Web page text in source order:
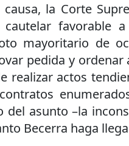
la Corte
favorable
mayoritario de
pedida y ordenar
realizar actos
del asunto –la
Becerra haga